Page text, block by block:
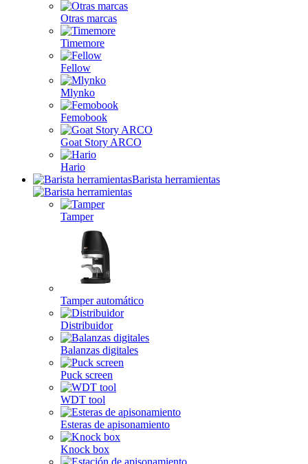
Otras marcas
Timemore
Fellow
Mlynko
Femobook
Goat Story ARCO
Hario
Barista herramientas
Tamper
Tamper automático
Distribuidor
Balanzas digitales
Puck screen
WDT tool
Esteras de apisonamiento
Knock box